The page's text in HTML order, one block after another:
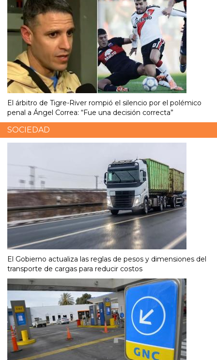
El árbitro de Tigre-River rompió el silencio por el polémico
penal a Ángel Correa: “Fue una decisión correcta”
SOCIEDAD
El Gobierno actualiza las reglas de pesos y dimensiones del
transporte de cargas para reducir costos